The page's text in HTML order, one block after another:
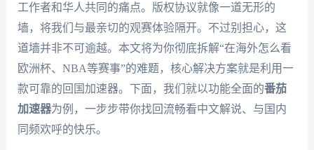
工作者和华人共同的痛点。版权协议就像一道无形的
墙，将我们与最亲切的观赛体验隔开。不过别担心，这
道墙并非不可逾越。本文将为你彻底拆解“在海外怎么看
欧洲杯、NBA等赛事”的难题，核心解决方案就是利用一
款可靠的回国加速器。下面，我们就以功能全面的番茄
加速器为例，一步步带你找回流畅看中文解说、与国内
同频欢呼的快乐。